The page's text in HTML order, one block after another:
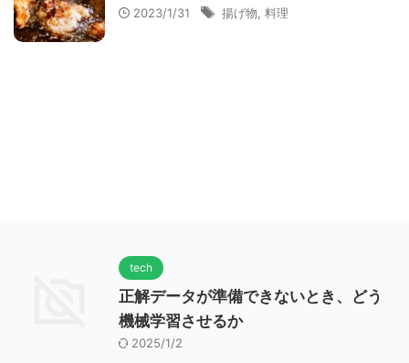
2023/1/31 揚げ物 料理
tech
正解データが準備できないとき、どう
機械学習させるか
2025/1/2